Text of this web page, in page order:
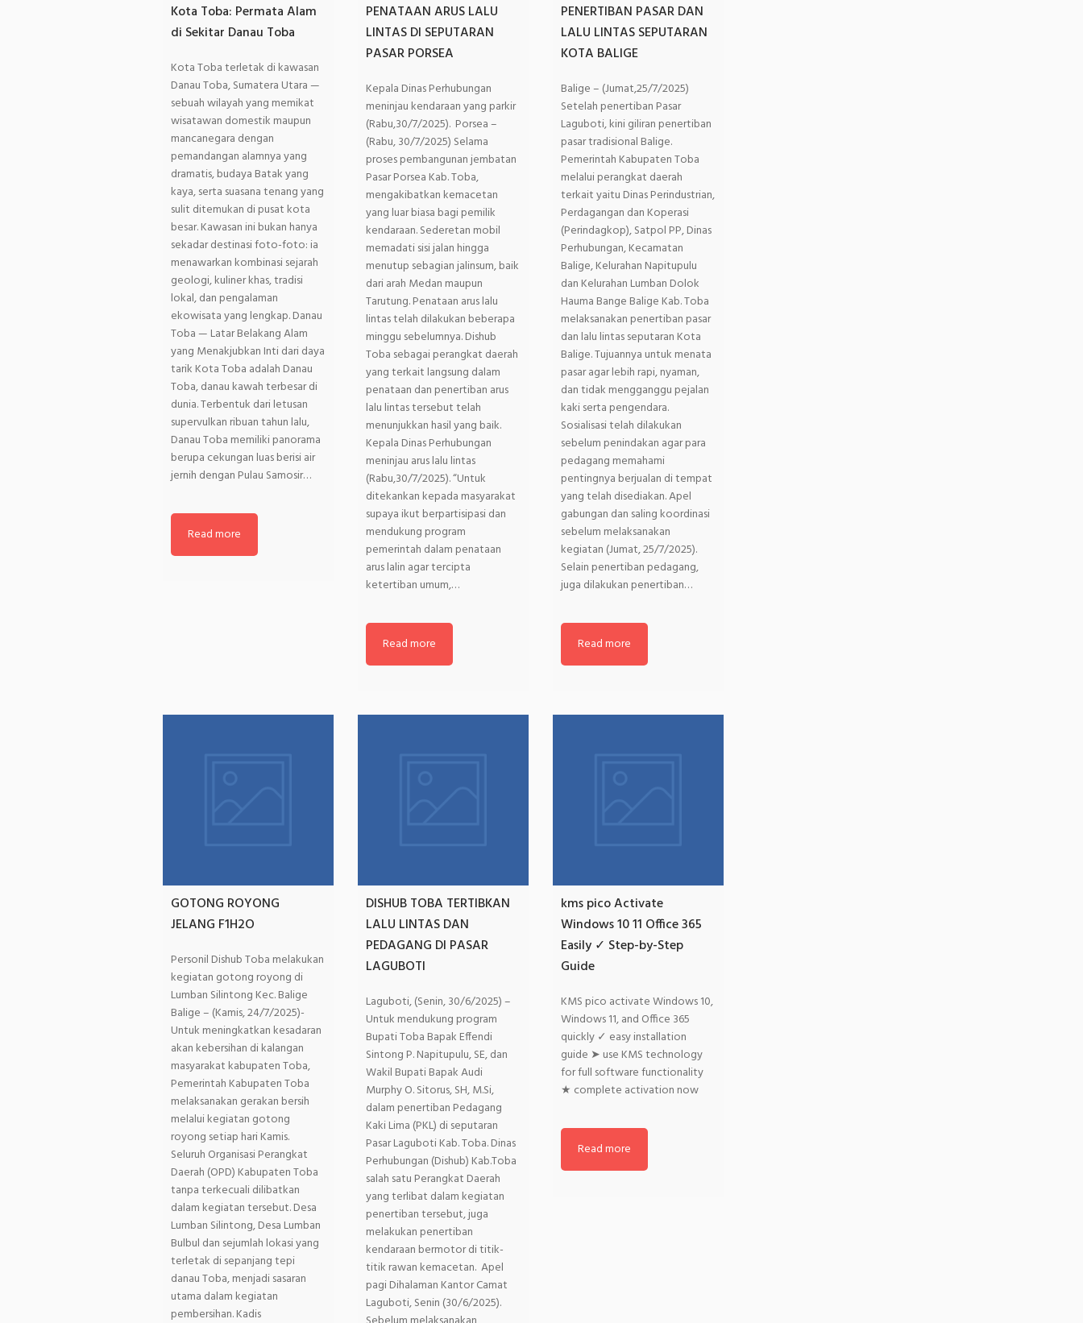
Kota Toba: Permata Alam
di Sekitar Danau Toba
Kota Toba terletak di kawasan
Danau Toba, Sumatera Utara —
sebuah wilayah yang memikat
wisatawan domestik maupun
mancanegara dengan
pemandangan alamnya yang
dramatis, budaya Batak yang
kaya, serta suasana tenang yang
sulit ditemukan di pusat kota
besar. Kawasan ini bukan hanya
sekadar destinasi foto-foto: ia
menawarkan kombinasi sejarah
geologi, kuliner khas, tradisi
lokal, dan pengalaman
ekowisata yang lengkap. Danau
Toba — Latar Belakang Alam
yang Menakjubkan Inti dari daya
tarik Kota Toba adalah Danau
Toba, danau kawah terbesar di
dunia. Terbentuk dari letusan
supervulkan ribuan tahun lalu,
Danau Toba memiliki panorama
berupa cekungan luas berisi air
jernih dengan Pulau Samosir…
Read more
PENATAAN ARUS LALU
LINTAS DI SEPUTARAN
PASAR PORSEA
Kepala Dinas Perhubungan
meninjau kendaraan yang parkir
(Rabu,30/7/2025). Porsea –
(Rabu, 30/7/2025) Selama
proses pembangunan jembatan
Pasar Porsea Kab. Toba,
mengakibatkan kemacetan
yang luar biasa bagi pemilik
kendaraan. Sederetan mobil
memadati sisi jalan hingga
menutup sebagian jalinsum, baik
dari arah Medan maupun
Tarutung. Penataan arus lalu
lintas telah dilakukan beberapa
minggu sebelumnya. Dishub
Toba sebagai perangkat daerah
yang terkait langsung dalam
penataan dan penertiban arus
lalu lintas tersebut telah
menunjukkan hasil yang baik.
Kepala Dinas Perhubungan
meninjau arus lalu lintas
(Rabu,30/7/2025). “Untuk
ditekankan kepada masyarakat
supaya ikut berpartisipasi dan
mendukung program
pemerintah dalam penataan
arus lalin agar tercipta
ketertiban umum,…
Read more
PENERTIBAN PASAR DAN
LALU LINTAS SEPUTARAN
KOTA BALIGE
Balige – (Jumat,25/7/2025)
Setelah penertiban Pasar
Laguboti, kini giliran penertiban
pasar tradisional Balige.
Pemerintah Kabupaten Toba
melalui perangkat daerah
terkait yaitu Dinas Perindustrian,
Perdagangan dan Koperasi
(Perindagkop), Satpol PP, Dinas
Perhubungan, Kecamatan
Balige, Kelurahan Napitupulu
dan Kelurahan Lumban Dolok
Hauma Bange Balige Kab. Toba
melaksanakan penertiban pasar
dan lalu lintas seputaran Kota
Balige. Tujuannya untuk menata
pasar agar lebih rapi, nyaman,
dan tidak mengganggu pejalan
kaki serta pengendara.
Sosialisasi telah dilakukan
sebelum penindakan agar para
pedagang memahami
pentingnya berjualan di tempat
yang telah disediakan. Apel
gabungan dan saling koordinasi
sebelum melaksanakan
kegiatan (Jumat, 25/7/2025).
Selain penertiban pedagang,
juga dilakukan penertiban…
Read more
GOTONG ROYONG
JELANG F1H2O
Personil Dishub Toba melakukan
kegiatan gotong royong di
Lumban Silintong Kec. Balige
Balige – (Kamis, 24/7/2025)-
Untuk meningkatkan kesadaran
akan kebersihan di kalangan
masyarakat kabupaten Toba,
Pemerintah Kabupaten Toba
melaksanakan gerakan bersih
melalui kegiatan gotong
royong setiap hari Kamis.
Seluruh Organisasi Perangkat
Daerah (OPD) Kabupaten Toba
tanpa terkecuali dilibatkan
dalam kegiatan tersebut. Desa
Lumban Silintong, Desa Lumban
Bulbul dan sejumlah lokasi yang
terletak di sepanjang tepi
danau Toba, menjadi sasaran
utama dalam kegiatan
pembersihan. Kadis
DISHUB TOBA TERTIBKAN
LALU LINTAS DAN
PEDAGANG DI PASAR
LAGUBOTI
Laguboti, (Senin, 30/6/2025) –
Untuk mendukung program
Bupati Toba Bapak Effendi
Sintong P. Napitupulu, SE, dan
Wakil Bupati Bapak Audi
Murphy O. Sitorus, SH, M.Si,
dalam penertiban Pedagang
Kaki Lima (PKL) di seputaran
Pasar Laguboti Kab. Toba. Dinas
Perhubungan (Dishub) Kab.Toba
salah satu Perangkat Daerah
yang terlibat dalam kegiatan
penertiban tersebut, juga
melakukan penertiban
kendaraan bermotor di titik-
titik rawan kemacetan. Apel
pagi Dihalaman Kantor Camat
Laguboti, Senin (30/6/2025).
kms pico Activate
Windows 10 11 Office 365
Easily ✓ Step-by-Step
Guide
KMS pico activate Windows 10,
Windows 11, and Office 365
quickly ✓ easy installation
guide ➤ use KMS technology
for full software functionality
★ complete activation now
Read more